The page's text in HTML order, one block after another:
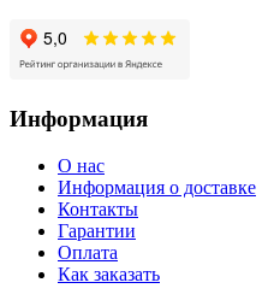
Информация
О нас
Информация о доставке
Контакты
Гарантии
Оплата
Как заказать